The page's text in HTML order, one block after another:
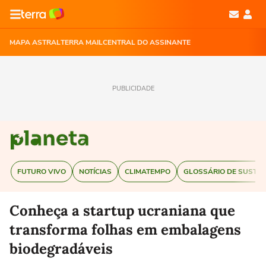
MAPA ASTRALTERRA MAILCENTRAL DO ASSINANTE
PUBLICIDADE
FUTURO VIVO NOTÍCIAS CLIMATEMPO GLOSSÁRIO DE
Conheça a startup ucraniana que
transforma folhas em embalagens
biodegradáveis